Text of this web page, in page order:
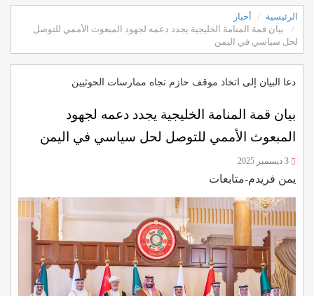
الرئيسية
أخبار
بيان قمة المنامة الخليجية يجدد دعمه لجهود المبعوث الأممي للتوصل
لحل سياسي في اليمن
دعا البيان إلى اتخاذ موقف حازم تجاه ممارسات الحوثيين
بيان قمة المنامة الخليجية يجدد دعمه لجهود
المبعوث الأممي للتوصل لحل سياسي في اليمن
يمن فريدم-متابعات